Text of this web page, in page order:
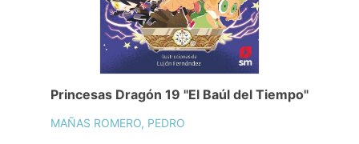
Princesas Dragón 19 "El Baúl del Tiempo"
MAÑAS ROMERO, PEDRO